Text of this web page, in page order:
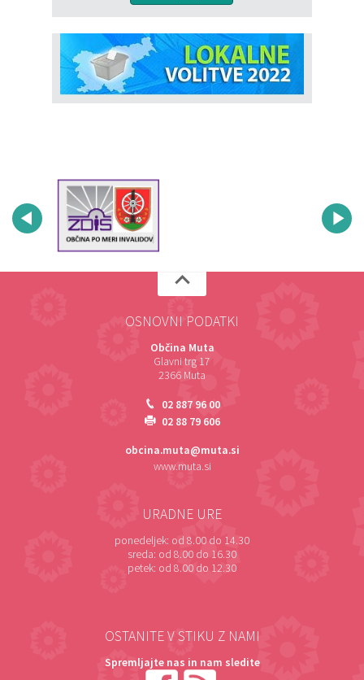
OSNOVNI PODATKI
Občina Muta
Glavni trg 17
2366 Muta
02 887 96 00
02 88 79 606
obcina.muta@muta.si
www.muta.si
URADNE URE
ponedeljek: od 8.00 do 14.30
sreda: od 8.00 do 16.30
petek: od 8.00 do 12.30
OSTANITE V STIKU Z NAMI
Spremljajte nas in nam sledite